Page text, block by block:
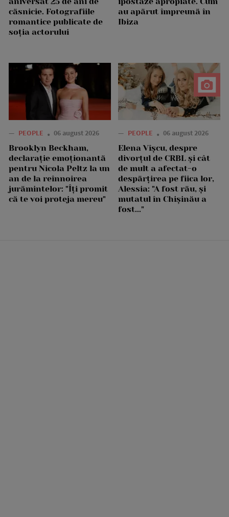
căsnicie. Fotografiile
romantice publicate de
soția actorului
au apărut împreună în
Ibiza
— PEOPLE 06 august 2026
Brooklyn Beckham,
declarație emoționantă
pentru Nicola Peltz la un
an de la reînnoirea
jurămintelor: "Îți promit
că te voi proteja mereu"
— PEOPLE 06 august 2026
Elena Vîșcu, despre
divorțul de CRBL și cât
de mult a afectat-o
despărțirea pe fiica lor,
Alessia: "A fost rău, și
mutatul în Chișinău a
fost..."